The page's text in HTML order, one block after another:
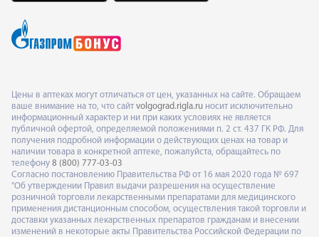
Цены в аптеках могут отличаться от цен, указанных на сайте. Обращаем
ваше внимание на то, что сайт volgograd.rigla.ru носит исключительно
информационный характер и ни при каких условиях не является
публичной офертой, определяемой положениями п. 2 ст. 437 ГК РФ. Для
получения подробной информации о действующих ценах на товар и
наличии товара в конкретной аптеке, пожалуйста, обращайтесь по
телефону 8 (800) 777-03-03
Согласно постановлению Правительства РФ от 16 мая 2020 года № 697
"Об утверждении Правил выдачи разрешения на осуществление
розничной торговли лекарственными препаратами для медицинского
применения дистанционным способом, осуществления такой торговли и
доставки указанных лекарственных препаратов гражданам и внесении
изменений в некоторые акты Правительства Российской Федерации по